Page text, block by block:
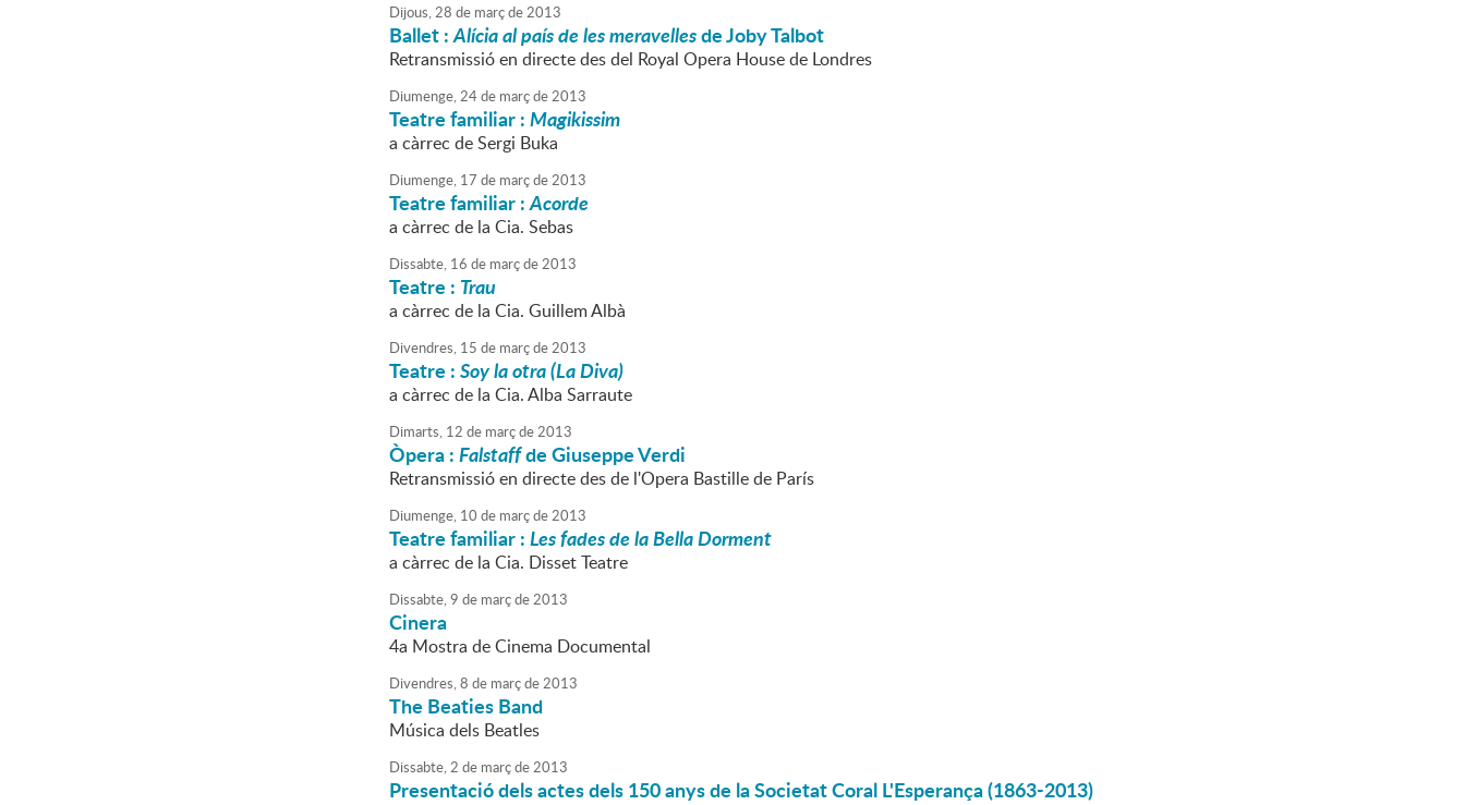
Dijous,28 de marçde2013
Ballet :Alícia al país de les meravellesde Joby Talbot
Retransmissió en directe des del Royal Opera House de Londres
Diumenge,24de marçde2013
Teatre familiar :Magikissim
a càrrec de Sergi Buka
Diumenge, 17 de marçde2013
Teatre familiar :Acorde
a càrrec de la Cia. Sebas
Dissabte, 16 de marçde2013
Teatre : Trau
a càrrec de la Cia. Guillem Albà
Divendres, 15 de marçde2013
Teatre :Soy la otra (La Diva)
a càrrec de la Cia. Alba Sarraute
Dimarts, 12 de marçde2013
Òpera :Falstaffde Giuseppe Verdi
Retransmissió en directe des de l'Opera Bastille de París
Diumenge, 10 de marçde2013
Teatre familiar :Les fades de la Bella Dorment
a càrrec de la Cia. Disset Teatre
Dissabte,9 de marçde2013
Cinera
4a Mostra de Cinema Documental
Divendres,8 de marçde2013
The Beaties Band
Música dels Beatles
Dissabte,2 de marçde2013
Presentació dels actes dels 150 anys de la Societat Coral L'Esperança (1863-2013)